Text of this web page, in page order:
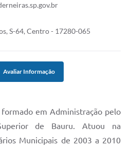
S-64, Centro - 17280-065
Avaliar Informação
em Administração pelo
de Bauru. Atuou na
Municipais de 2003 a 2010